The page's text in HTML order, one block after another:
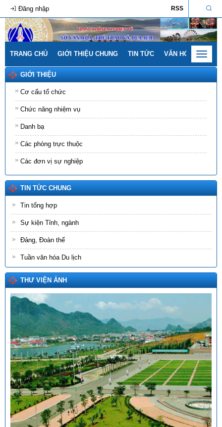
RSS
Đăng nhập
TRANG CHỦ GIỚI THIỆU CHUNG TIN TỨC VĂN HÓA - GIA
Toggle
GIỚI THIỆU
Cơ cấu tổ chức
Chức năng nhiệm vụ
Danh bạ
Các phòng trực thuộc
Các đơn vị sự nghiệp
TIN TỨC CHUNG
Tin tổng hợp
Sự kiện Tỉnh, ngành
Đảng, Đoàn thể
Tuần văn hóa Du lịch
THƯ VIỆN ẢNH